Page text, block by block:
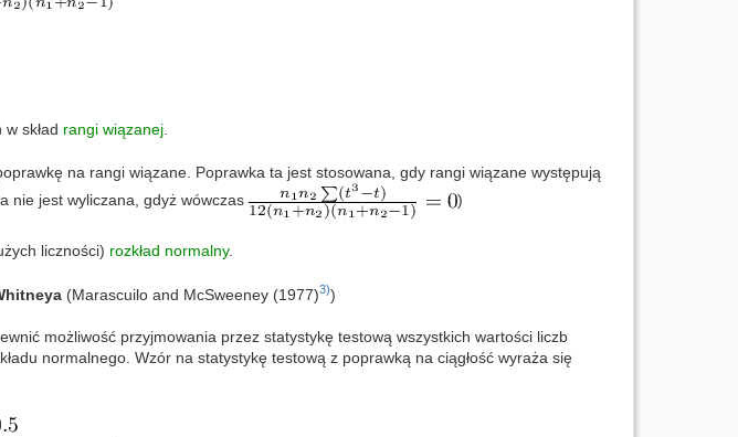
skład rangi wiązanej.
na rangi wiązane. Poprawka ta jest stosowana, gdy rangi wiązane występują
nie jest wyliczana, gdyż wówczas
)
liczności) rozkład normalny.
(Marascuilo and McSweeney (1977)3))
możliwość przyjmowania przez statystykę testową wszystkich wartości liczb
normalnego. Wzór na statystykę testową z poprawką na ciągłość wyraża się